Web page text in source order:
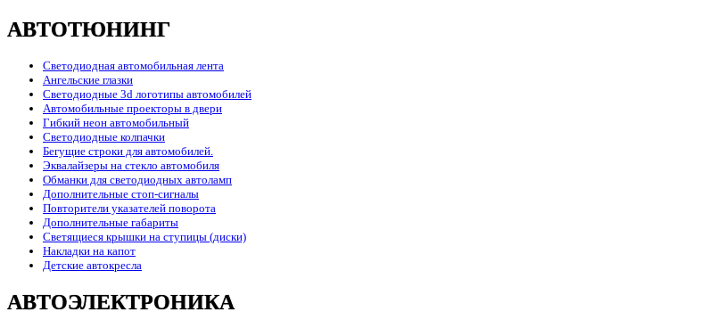
АВТОТЮНИНГ
Светодиодная автомобильная лента
Ангельские глазки
Светодиодные 3d логотипы автомобилей
Автомобильные проекторы в двери
Гибкий неон автомобильный
Светодиодные колпачки
Бегущие строки для автомобилей.
Эквалайзеры на стекло автомобиля
Обманки для светодиодных автоламп
Дополнительные стоп-сигналы
Повторители указателей поворота
Дополнительные габариты
Светящиеся крышки на ступицы (диски)
Накладки на капот
Детские автокресла
АВТОЭЛЕКТРОНИКА